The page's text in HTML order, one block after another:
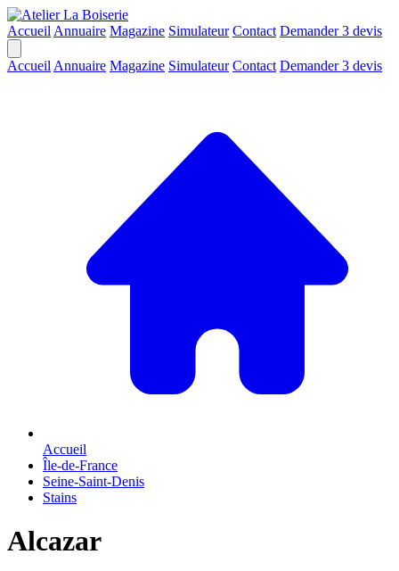
Accueil Annuaire Magazine Simulateur Contact Demander 3 devis
Accueil Annuaire Magazine Simulateur Contact Demander 3 devis
Accueil
Île-de-France
Seine-Saint-Denis
Stains
Alcazar